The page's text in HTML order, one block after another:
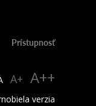
Prístupnosť
A+ A++
verzia